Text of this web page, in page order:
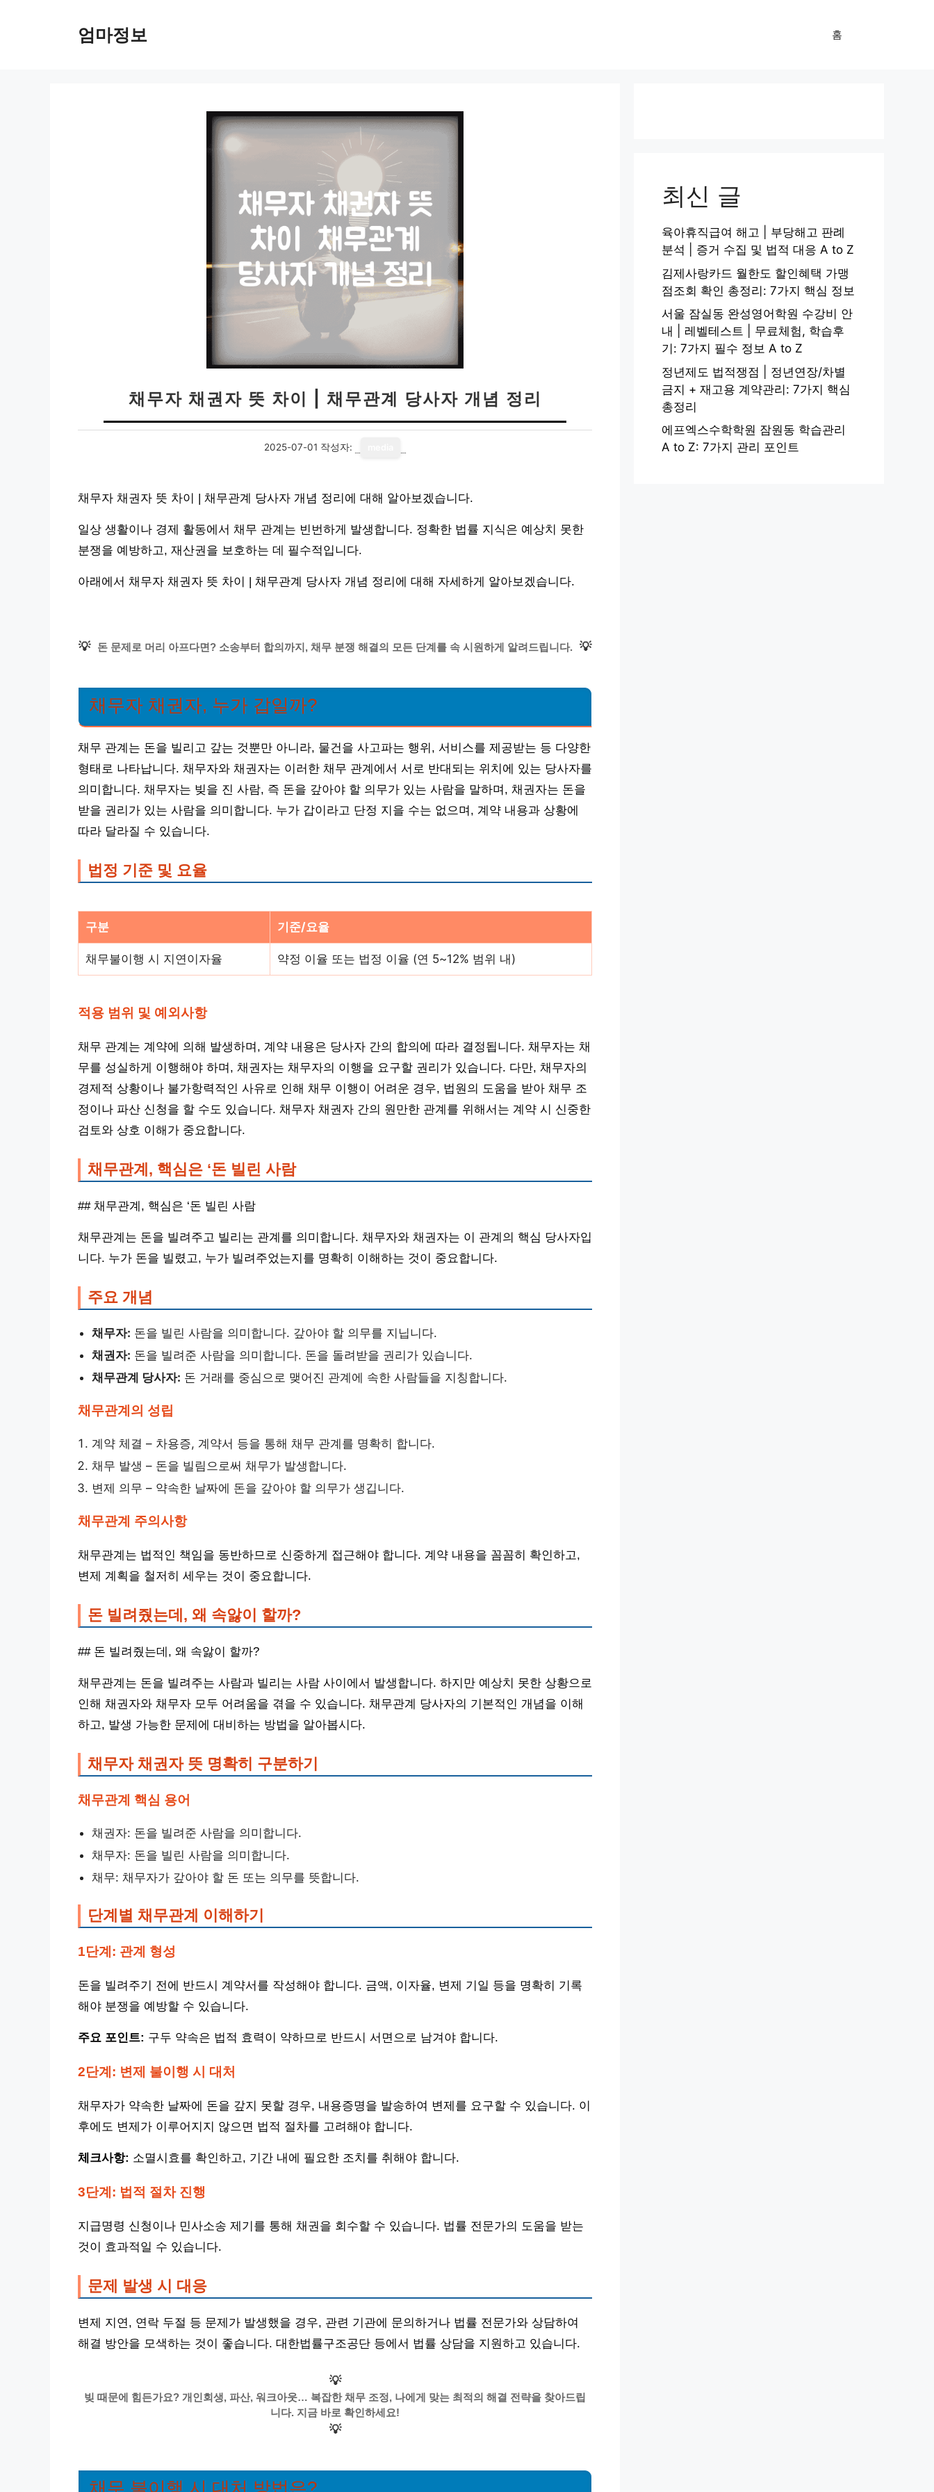
엄마정보 홈
채무자 채권자 뜻 차이 | 채무관계 당사자 개념 정리
2025-07-01 작성자:
채무자 채권자 뜻 차이 | 채무관계 당사자 개념 정리에 대해 알아보겠습니다.
일상 생활이나 경제 활동에서 채무 관계는 빈번하게 발생합니다. 정확한 법률 지식은 예상치 못한
분쟁을 예방하고, 재산권을 보호하는 데 필수적입니다.
아래에서 채무자 채권자 뜻 차이 | 채무관계 당사자 개념 정리에 대해 자세하게 알아보겠습니다.
💡 돈 문제로 머리 아프다면? 소송부터 합의까지, 채무 분쟁 해결의 모든 단계를 속 시원하게 알려드립니다. 💡
채무자 채권자, 누가 갑일까?
채무 관계는 돈을 빌리고 갚는 것뿐만 아니라, 물건을 사고파는 행위, 서비스를 제공받는 등 다양한
형태로 나타납니다. 채무자와 채권자는 이러한 채무 관계에서 서로 반대되는 위치에 있는 당사자를
의미합니다. 채무자는 빚을 진 사람, 즉 돈을 갚아야 할 의무가 있는 사람을 말하며, 채권자는 돈을
받을 권리가 있는 사람을 의미합니다. 누가 갑이라고 단정 지을 수는 없으며, 계약 내용과 상황에
따라 달라질 수 있습니다.
법정 기준 및 요율
구분 기준/요율
채무불이행 시 지연이자율 약정 이율 또는 법정 이율 (연 5~12% 범위 내)
적용 범위 및 예외사항
채무 관계는 계약에 의해 발생하며, 계약 내용은 당사자 간의 합의에 따라 결정됩니다. 채무자는 채
무를 성실하게 이행해야 하며, 채권자는 채무자의 이행을 요구할 권리가 있습니다. 다만, 채무자의
경제적 상황이나 불가항력적인 사유로 인해 채무 이행이 어려운 경우, 법원의 도움을 받아 채무 조
정이나 파산 신청을 할 수도 있습니다. 채무자 채권자 간의 원만한 관계를 위해서는 계약 시 신중한
검토와 상호 이해가 중요합니다.
채무관계, 핵심은 ‘돈 빌린 사람
## 채무관계, 핵심은 ‘돈 빌린 사람
채무관계는 돈을 빌려주고 빌리는 관계를 의미합니다. 채무자와 채권자는 이 관계의 핵심 당사자입
니다. 누가 돈을 빌렸고, 누가 빌려주었는지를 명확히 이해하는 것이 중요합니다.
주요 개념
채무자: 돈을 빌린 사람을 의미합니다. 갚아야 할 의무를 지닙니다.
채권자: 돈을 빌려준 사람을 의미합니다. 돈을 돌려받을 권리가 있습니다.
채무관계 당사자: 돈 거래를 중심으로 맺어진 관계에 속한 사람들을 지칭합니다.
채무관계의 성립
계약 체결 – 차용증, 계약서 등을 통해 채무 관계를 명확히 합니다.
채무 발생 – 돈을 빌림으로써 채무가 발생합니다.
변제 의무 – 약속한 날짜에 돈을 갚아야 할 의무가 생깁니다.
채무관계 주의사항
채무관계는 법적인 책임을 동반하므로 신중하게 접근해야 합니다. 계약 내용을 꼼꼼히 확인하고,
변제 계획을 철저히 세우는 것이 중요합니다.
돈 빌려줬는데, 왜 속앓이 할까?
## 돈 빌려줬는데, 왜 속앓이 할까?
채무관계는 돈을 빌려주는 사람과 빌리는 사람 사이에서 발생합니다. 하지만 예상치 못한 상황으로
인해 채권자와 채무자 모두 어려움을 겪을 수 있습니다. 채무관계 당사자의 기본적인 개념을 이해
하고, 발생 가능한 문제에 대비하는 방법을 알아봅시다.
채무자 채권자 뜻 명확히 구분하기
채무관계 핵심 용어
채권자: 돈을 빌려준 사람을 의미합니다.
채무자: 돈을 빌린 사람을 의미합니다.
채무: 채무자가 갚아야 할 돈 또는 의무를 뜻합니다.
단계별 채무관계 이해하기
1단계: 관계 형성
돈을 빌려주기 전에 반드시 계약서를 작성해야 합니다. 금액, 이자율, 변제 기일 등을 명확히 기록
해야 분쟁을 예방할 수 있습니다.
주요 포인트: 구두 약속은 법적 효력이 약하므로 반드시 서면으로 남겨야 합니다.
2단계: 변제 불이행 시 대처
채무자가 약속한 날짜에 돈을 갚지 못할 경우, 내용증명을 발송하여 변제를 요구할 수 있습니다. 이
후에도 변제가 이루어지지 않으면 법적 절차를 고려해야 합니다.
체크사항: 소멸시효를 확인하고, 기간 내에 필요한 조치를 취해야 합니다.
3단계: 법적 절차 진행
지급명령 신청이나 민사소송 제기를 통해 채권을 회수할 수 있습니다. 법률 전문가의 도움을 받는
것이 효과적일 수 있습니다.
문제 발생 시 대응
변제 지연, 연락 두절 등 문제가 발생했을 경우, 관련 기관에 문의하거나 법률 전문가와 상담하여
해결 방안을 모색하는 것이 좋습니다. 대한법률구조공단 등에서 법률 상담을 지원하고 있습니다.
💡
빚 때문에 힘든가요? 개인회생, 파산, 워크아웃… 복잡한 채무 조정, 나에게 맞는 최적의 해결 전략을 찾아드립
니다. 지금 바로 확인하세요!
💡
채무 불이행 시 대처 방법은?
최신 글
육아휴직급여 해고 | 부당해고 판례
분석 | 증거 수집 및 법적 대응 A to Z
김제사랑카드 월한도 할인혜택 가맹
점조회 확인 총정리: 7가지 핵심 정보
서울 잠실동 완성영어학원 수강비 안
내 | 레벨테스트 | 무료체험, 학습후
기: 7가지 필수 정보 A to Z
정년제도 법적쟁점 | 정년연장/차별
금지 + 재고용 계약관리: 7가지 핵심
총정리
에프엑스수학학원 잠원동 학습관리
A to Z: 7가지 관리 포인트